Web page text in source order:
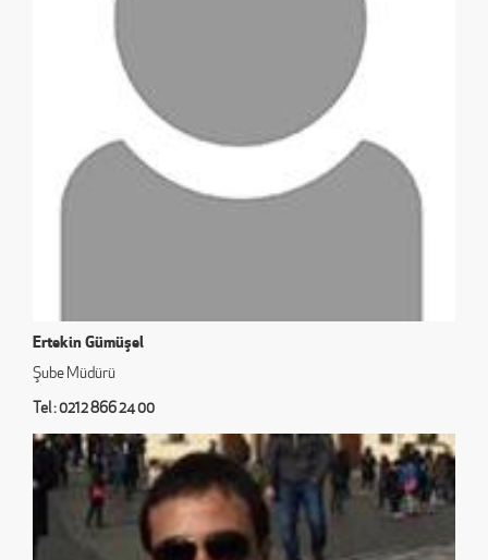
Ertekin Gümüşel
Şube Müdürü
Tel : 0212 866 24 00